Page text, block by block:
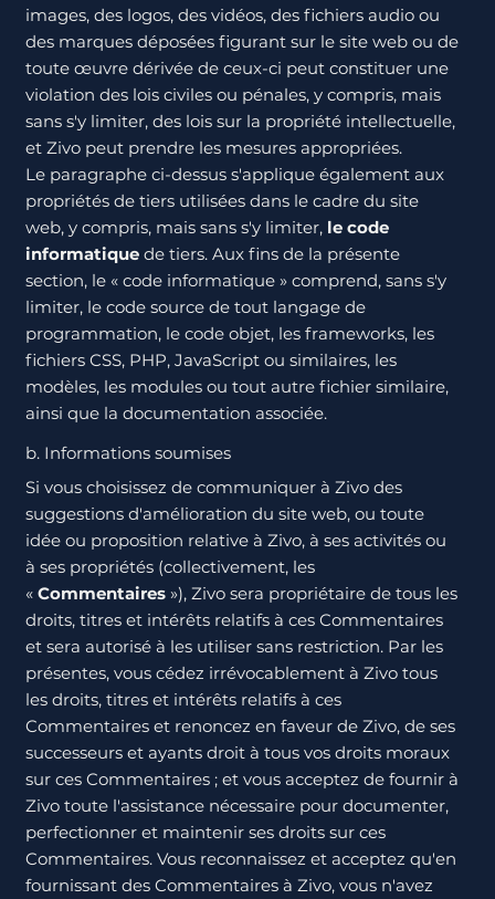
images, des logos, des vidéos, des fichiers audio ou
des marques déposées figurant sur le site web ou de
toute œuvre dérivée de ceux-ci peut constituer une
violation des lois civiles ou pénales, y compris, mais
sans s'y limiter, des lois sur la propriété intellectuelle,
et Zivo peut prendre les mesures appropriées.
Le paragraphe ci-dessus s'applique également aux
propriétés de tiers utilisées dans le cadre du site
web, y compris, mais sans s'y limiter, le code
informatiquede tiers. Aux fins de la présente
section, le « code informatique » comprend, sans s'y
limiter, le code source de tout langage de
programmation, le code objet, les frameworks, les
fichiers CSS, PHP, JavaScript ou similaires, les
modèles, les modules ou tout autre fichier similaire,
ainsi que la documentation associée.
b. Informations soumises
Si vous choisissez de communiquer à Zivo des
suggestions d'amélioration du site web, ou toute
idée ou proposition relative à Zivo, à ses activités ou
à ses propriétés (collectivement, les
«Commentaires»), Zivo sera propriétaire de tous les
droits, titres et intérêts relatifs à ces Commentaires
et sera autorisé à les utiliser sans restriction. Par les
présentes, vous cédez irrévocablement à Zivo tous
les droits, titres et intérêts relatifs à ces
Commentaires et renoncez en faveur de Zivo, de ses
successeurs et ayants droit à tous vos droits moraux
sur ces Commentaires ; et vous acceptez de fournir à
Zivo toute l'assistance nécessaire pour documenter,
perfectionner et maintenir ses droits sur ces
Commentaires. Vous reconnaissez et acceptez qu'en
fournissant des Commentaires à Zivo, vous n'avez